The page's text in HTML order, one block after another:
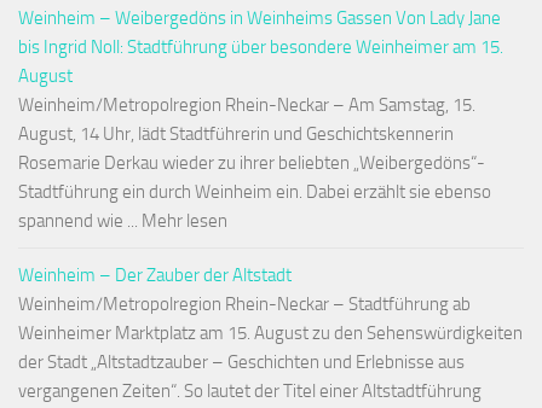
Weinheim – Weibergedöns in Weinheims Gassen Von Lady Jane
bis Ingrid Noll: Stadtführung über besondere Weinheimer am 15.
August
Weinheim/Metropolregion Rhein-Neckar – Am Samstag, 15.
August, 14 Uhr, lädt Stadtführerin und Geschichtskennerin
Rosemarie Derkau wieder zu ihrer beliebten „Weibergedöns“-
Stadtführung ein durch Weinheim ein. Dabei erzählt sie ebenso
spannend wie ... Mehr lesen
Weinheim – Der Zauber der Altstadt
Weinheim/Metropolregion Rhein-Neckar – Stadtführung ab
Weinheimer Marktplatz am 15. August zu den Sehenswürdigkeiten
der Stadt „Altstadtzauber – Geschichten und Erlebnisse aus
vergangenen Zeiten“. So lautet der Titel einer Altstadtführung